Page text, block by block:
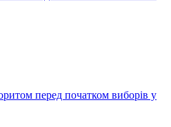
перед початком виборів у